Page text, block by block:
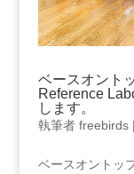
ベースオント
Reference
します。
執筆者 freebirds|
ベースオントッ